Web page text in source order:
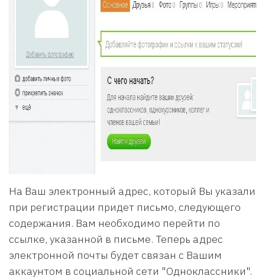
На Ваш электронный адрес, который Вы указали
при регистрации придет письмо, следующего
содержания. Вам необходимо перейти по
ссылке, указанной в письме. Теперь адрес
электронной почты будет связан с Вашим
аккаунтом в социальной сети "Одноклассники".